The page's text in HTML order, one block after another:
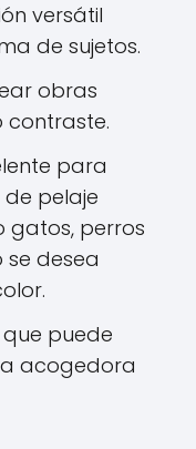
versátil
de sujetos.
obras
para
pelaje
gatos, perros
desea
puede
acogedora